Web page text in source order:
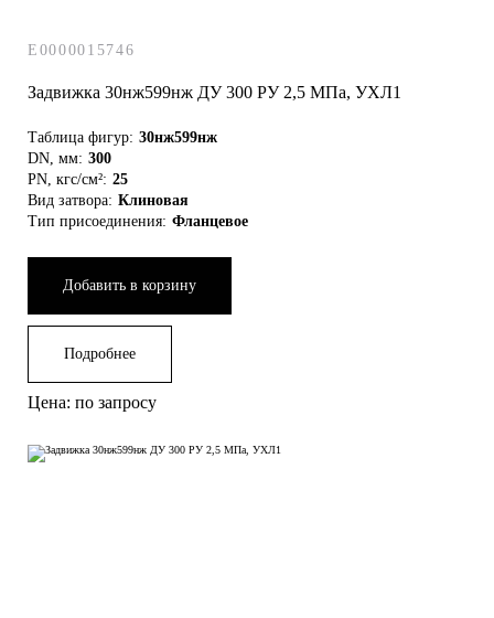
E0000015746
Задвижка 30нж599нж ДУ 300 РУ 2,5 МПа, УХЛ1
Таблица фигур: 30нж599нж
DN, мм: 300
PN, кгс/см²: 25
Вид затвора: Клиновая
Тип присоединения: Фланцевое
Добавить в корзину
Подробнее
Цена: по запросу